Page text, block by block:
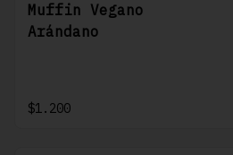
Muffin Vegano
Arándano
$1.200